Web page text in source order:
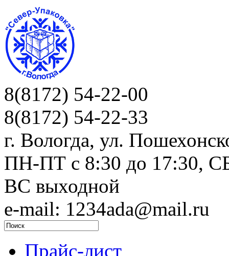
8(8172) 54-22-00
8(8172) 54-22-33
г. Вологда, ул.
ПН-ПТ c 8:30 до 17:30,
ВС выходной
e-mail: 1234ada@mail.ru
Прайс-лист